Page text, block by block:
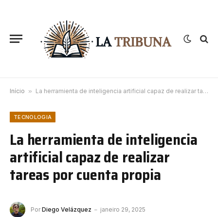
Início » La herramienta de inteligencia artificial capaz de realizar tareas por cuenta propia
TECNOLOGIA
La herramienta de inteligencia
artificial capaz de realizar
tareas por cuenta propia
Por Diego Velázquez janeiro 29, 2025